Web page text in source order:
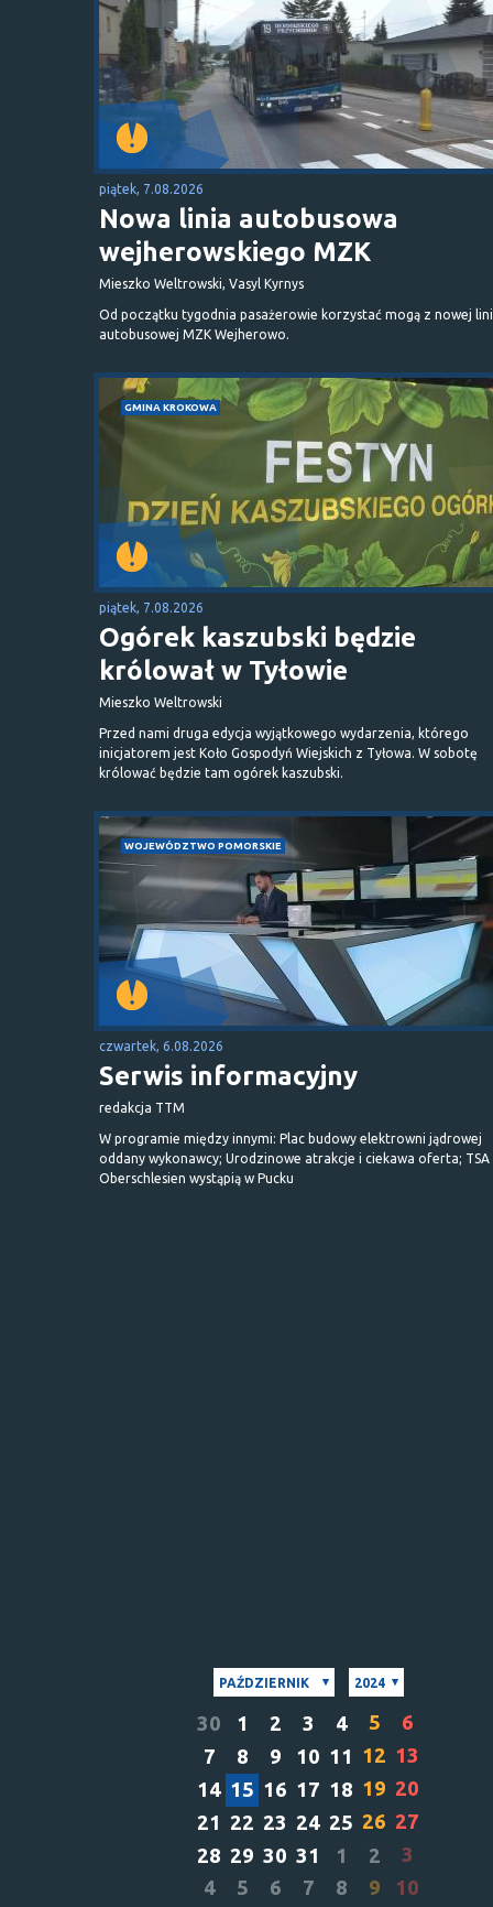
piątek, 7.08.2026
Nowa linia autobusowa
wejherowskiego MZK
Mieszko Weltrowski, Vasyl Kyrnys
Od początku tygodnia pasażerowie korzystać mogą z nowej
autobusowej MZK Wejherowo.
GMINA KROKOWA
piątek, 7.08.2026
Ogórek kaszubski będzie
królował w Tyłowie
Mieszko Weltrowski
Przed nami druga edycja wyjątkowego wydarzenia, którego
inicjatorem jest Koło Gospodyń Wiejskich z Tyłowa. W sobotę
królować będzie tam ogórek kaszubski.
WOJEWÓDZTWO POMORSKIE
czwartek, 6.08.2026
Serwis informacyjny
redakcja TTM
W programie między innymi: Plac budowy elektrowni jądrowej
oddany wykonawcy; Urodzinowe atrakcje i ciekawa oferta; TSA
Oberschlesien wystąpią w Pucku
PAŹDZIERNIK 2024
30 1 2 3 4 5
6
7
8 9 10 11 12 13
14 15 16 17 18 19 20
21 22 23 24 25 26 27
28 29 30 31 1 2
3
4
5 6 7 8 9 10